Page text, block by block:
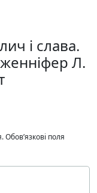
і слава.
Л.
Обов’язкові поля